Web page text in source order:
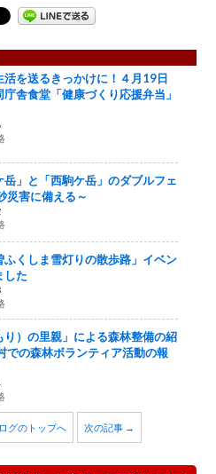
活を送るきっかけに！４月19日
庁舎食堂「健康づくり応援弁当」
岳」と「西駒ケ岳」のダブルフェ
災害に備える～
ふくしま雪灯りの散歩路」イベン
した
り）の里親」による森林整備の紹
での森林ボランティア活動の報
グのトップへ 次の記事 →